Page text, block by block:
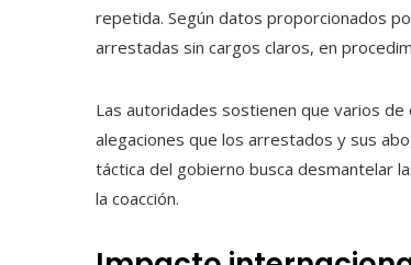
repetida. Según datos proporcionados
arrestadas sin cargos claros, en
Las autoridades sostienen que varios
alegaciones que los arrestados y sus
táctica del gobierno busca desmantelar
la coacción.